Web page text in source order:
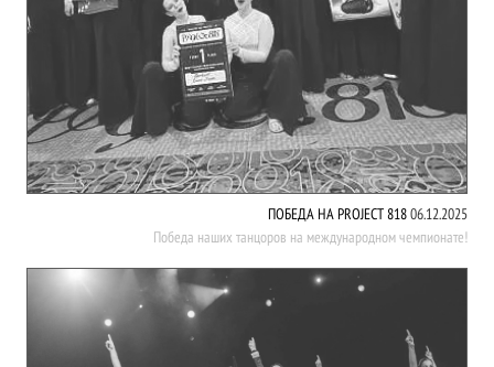
ПОБЕДА НА PROJECT 81806.12.2025
Победа наших танцоров на международном чемпионате!